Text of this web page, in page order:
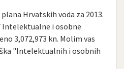
Hrvatskih voda za 2013.
Intelektualne i osobne
3,072,973 kn. Molim vas
"Intelektualnih i osobnih